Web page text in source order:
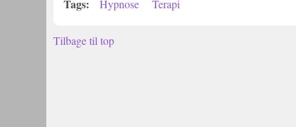
Tags: Hypnose Terapi
Tilbage til top